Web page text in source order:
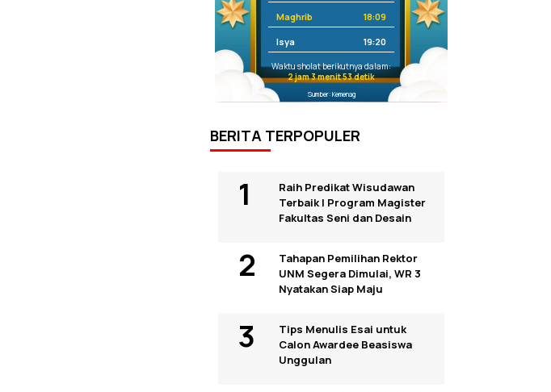
Maghrib 18:09
Isya 19:20
Waktu sholat berikutnya dalam:
2 jam 3 menit 53 detik
Sumber: Kemenag
BERITA TERPOPULER
Raih Predikat Wisudawan
Terbaik I Program Magister
Fakultas Seni dan Desain
Tahapan Pemilihan Rektor
UNM Segera Dimulai, WR 3
Nyatakan Siap Maju
Tips Menulis Esai untuk
Calon Awardee Beasiswa
Unggulan